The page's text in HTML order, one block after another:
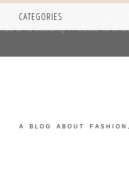
CATEGORIES
A BLOG ABOUT
its services and to analyze
and security metrics to